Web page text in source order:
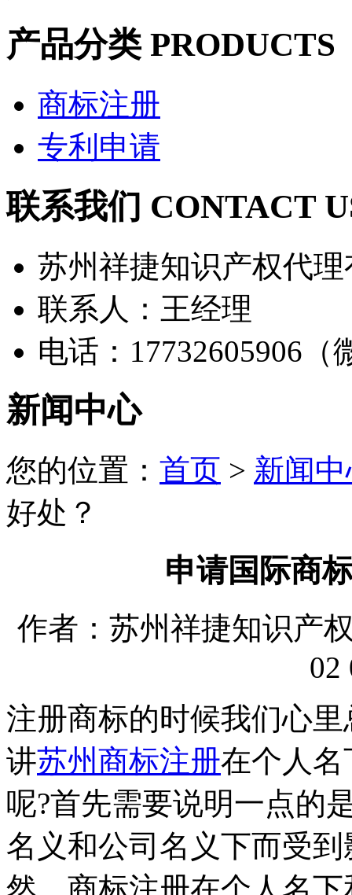
产品分类 PRODUCTS
商标注册
专利申请
联系我们 CONTACT
苏州祥捷知识产权代
联系人：王经理
电话：17732605906（
新闻中心
您的位置： 首页 > 新闻
好处？
申请国际商
作者：苏州祥捷知识产
02
注册商标的时候我们心
讲苏州商标注册在个人名
呢?首先需要说明一点的
名义和公司名义下而受
然，商标注册在个人名